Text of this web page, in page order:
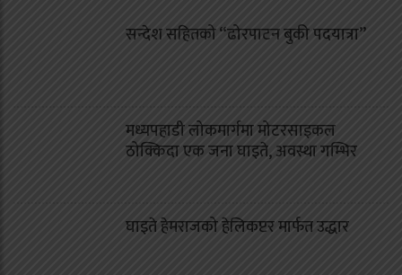
सन्देश सहितको “ढोरपाटन बुकी पदयात्रा”
मध्यपहाडी लोकमार्गमा मोटरसाइकल
ठोक्किदा एक जना घाइते, अवस्था गम्भिर
घाइते हेमराजको हेलिकप्टर मार्फत उद्धार